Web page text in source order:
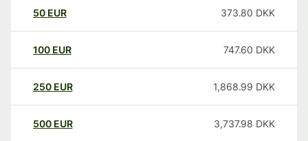
50 EUR 373.80 DKK
100 EUR 747.60 DKK
250 EUR 1,868.99 DKK
500 EUR 3,737.98 DKK